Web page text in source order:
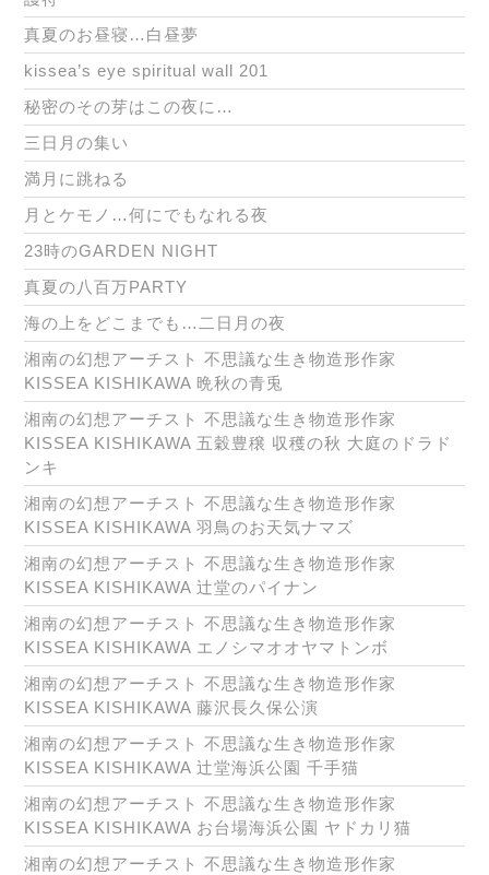
真夏のお昼寝…白昼夢
kissea’s eye spiritual wall 201
秘密のその芽はこの夜に…
三日月の集い
満月に跳ねる
月とケモノ…何にでもなれる夜
23時のGARDEN NIGHT
真夏の八百万PARTY
海の上をどこまでも…二日月の夜
湘南の幻想アーチスト 不思議な生き物造形作家
KISSEA KISHIKAWA 晩秋の青兎
湘南の幻想アーチスト 不思議な生き物造形作家
KISSEA KISHIKAWA 五穀豊穣 収穫の秋 大庭のドラド
ンキ
湘南の幻想アーチスト 不思議な生き物造形作家
KISSEA KISHIKAWA 羽鳥のお天気ナマズ
湘南の幻想アーチスト 不思議な生き物造形作家
KISSEA KISHIKAWA 辻堂のパイナン
湘南の幻想アーチスト 不思議な生き物造形作家
KISSEA KISHIKAWA エノシマオオヤマトンボ
湘南の幻想アーチスト 不思議な生き物造形作家
KISSEA KISHIKAWA 藤沢長久保公演
湘南の幻想アーチスト 不思議な生き物造形作家
KISSEA KISHIKAWA 辻堂海浜公園 千手猫
湘南の幻想アーチスト 不思議な生き物造形作家
KISSEA KISHIKAWA お台場海浜公園 ヤドカリ猫
湘南の幻想アーチスト 不思議な生き物造形作家